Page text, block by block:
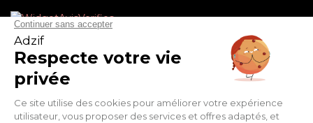
Conditions générales de vente